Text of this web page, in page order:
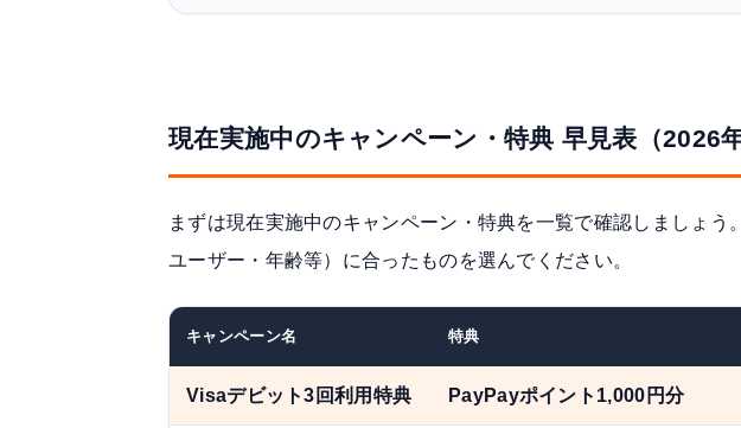
現在実施中のキャンペーン・特典 早見表（2026年
まずは現在実施中のキャンペーン・特典を一覧で確認しましょう
ユーザー・年齢等）に合ったものを選んでください。
キャンペーン名 特典
Visaデビット3回利用特典 PayPayポイント1,000円分